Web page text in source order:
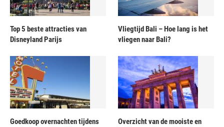
Top 5 beste attracties van
Disneyland Parijs
Vliegtijd Bali – Hoe lang is het
vliegen naar Bali?
Goedkoop overnachten tijdens
Overzicht van de mooiste en